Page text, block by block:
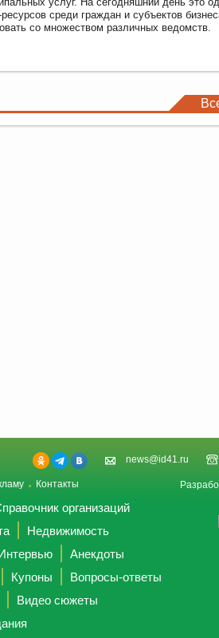
ресурсов среди граждан и субъектов
со множеством различных ведомств.
news@id41.ru
Контакты
организаций
Недвижимость
Анекдоты
Купоны
Вопросы-ответы
Видео сюжеты